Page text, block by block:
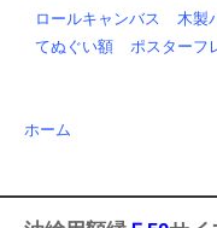
ロールキャンバス 木製
てぬぐい額
ポスターフ
ホーム